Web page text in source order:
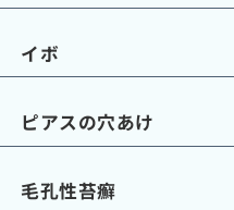
イボ
ピアスの穴あけ
毛孔性苔癬